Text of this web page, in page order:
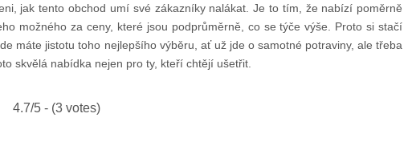
jak tento obchod umí své zákazníky nalákat. Je to tím, že nabízí poměrně
možného za ceny, které jsou podprůměrně, co se týče výše. Proto si stačí
máte jistotu toho nejlepšího výběru, ať už jde o samotné potraviny, ale třeba
skvělá nabídka nejen pro ty, kteří chtějí ušetřit.
4.7/5 - (3 votes)